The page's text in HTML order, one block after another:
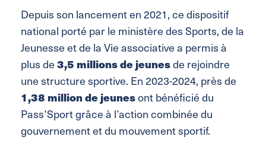
Depuis son lancement en 2021, ce dispositif
national porté par le ministère des Sports, de la
Jeunesse et de la Vie associative a permis à
plus de3,5 millions de jeunesde rejoindre
une structure sportive. En 2023-2024, près de
1,38 million de jeunesont bénéficié du
Pass’Sport grâce à l’action combinée du
gouvernement et du mouvement sportif.